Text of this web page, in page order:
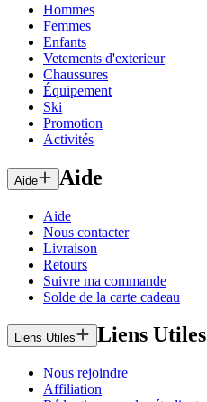
Hommes
Femmes
Enfants
Vetements d'exterieur
Chaussures
Équipement
Ski
Promotion
Activités
Aide Aide
Aide
Nous contacter
Livraison
Retours
Suivre ma commande
Solde de la carte cadeau
Liens Utiles Liens Utiles
Nous rejoindre
Affiliation